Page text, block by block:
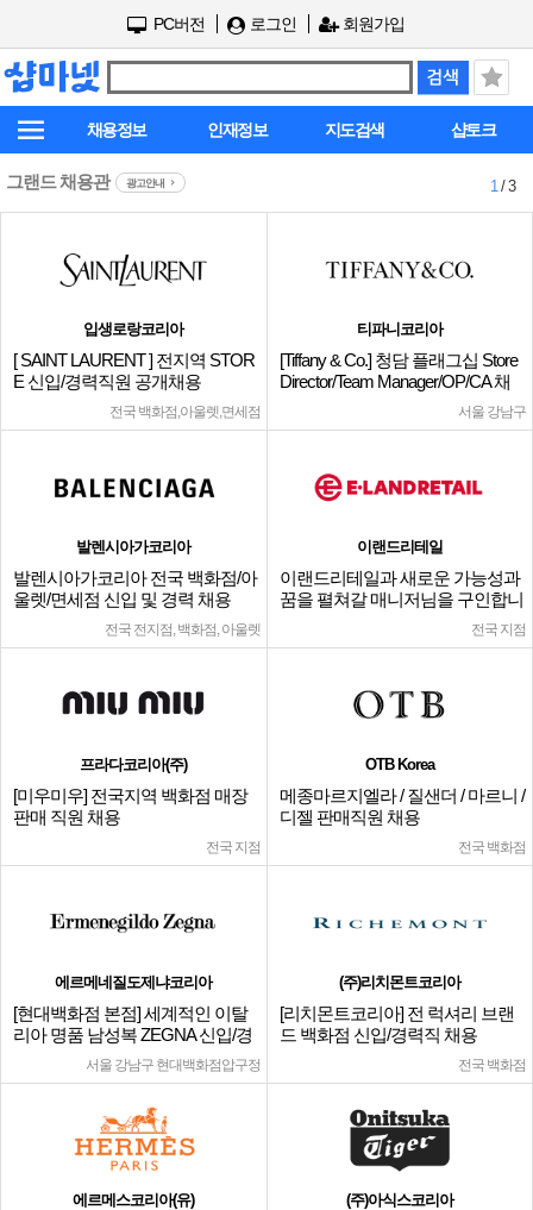
PC버전 로그인 회원가입
채용정보 인재정보 지도검색 샵토크
그랜드 채용관 광고안내 1/ 3
입생로랑코리아
[ SAINT LAURENT ] 전지역 STOR
E 신입/경력직원 공개채용
전국 백화점,아울렛,면세점
티파니코리아
[Tiffany & Co.] 청담 플래그십 Store
Director/Team Manager/OP/CA 채
서울 강남구
발렌시아가코리아
발렌시아가코리아 전국 백화점/아
울렛/면세점 신입 및 경력 채용
전국 전지점, 백화점, 아울렛
이랜드리테일
이랜드리테일과 새로운 가능성과
꿈을 펼쳐갈 매니저님을 구인합니
전국 지점
프라다코리아(주)
[미우미우] 전국지역 백화점 매장
판매 직원 채용
전국 지점
OTB Korea
메종마르지엘라 / 질샌더 / 마르니 /
디젤 판매직원 채용
전국 백화점
에르메네질도제냐코리아
[현대백화점 본점] 세계적인 이탈
리아 명품 남성복 ZEGNA 신입/경
서울 강남구 현대백화점압구정
(주)리치몬트코리아
[리치몬트코리아] 전 럭셔리 브랜
드 백화점 신입/경력직 채용
전국 백화점
에르메스코리아(유) (주)아식스코리아